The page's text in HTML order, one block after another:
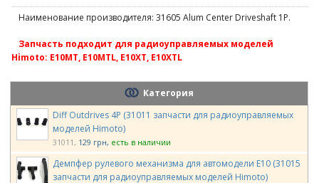
Наименование производителя: 31605 Alum Center Driveshaft 1P.
Запчасть подходит для радиоуправляемых моделей
Himoto: E10MT, E10MTL, E10XT, E10XTL
Категория
Diff Outdrives 4P (31011 запчасти для радиоуправляемых
моделей Himoto)
31011 129 грн есть в наличии
Демпфер рулевого механизма для автомодели E10 (31015
запчасти для радиоуправляемых моделей Himoto)